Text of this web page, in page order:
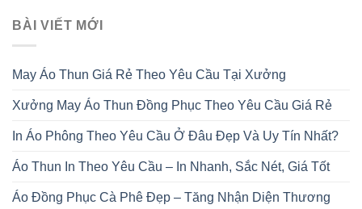
BÀI VIẾT MỚI
May Áo Thun Giá Rẻ Theo Yêu Cầu Tại Xưởng
Xưởng May Áo Thun Đồng Phục Theo Yêu Cầu Giá Rẻ
In Áo Phông Theo Yêu Cầu Ở Đâu Đẹp Và Uy Tín Nhất?
Áo Thun In Theo Yêu Cầu – In Nhanh, Sắc Nét, Giá Tốt
Áo Đồng Phục Cà Phê Đẹp – Tăng Nhận Diện Thương